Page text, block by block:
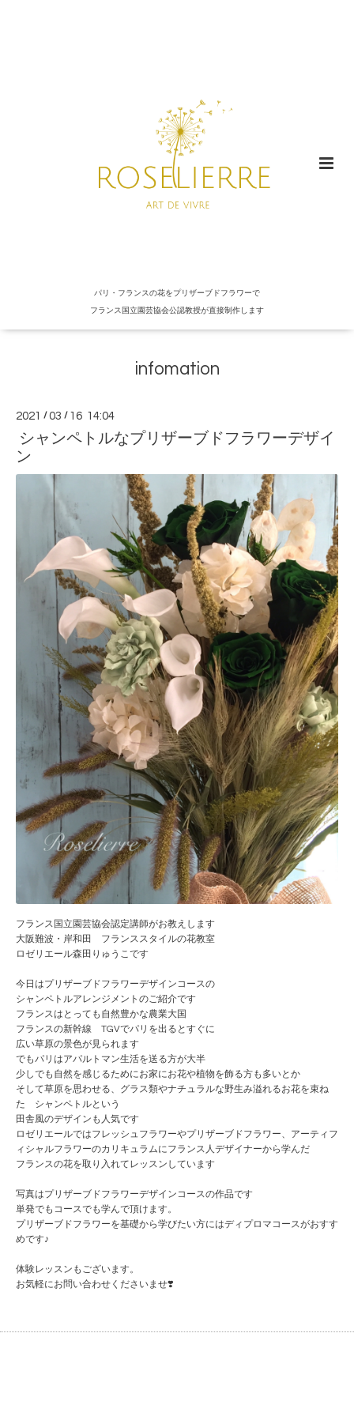
パリ・フランスの花をプリザーブドフラワーで
フランス国立園芸協会公認教授が直接制作します
infomation
2021 /03 / 16 14:04
シャンペトルなプリザーブドフラワーデザイ
ン
フランス国立園芸協会認定講師がお教えします
大阪難波・岸和田 フランススタイルの花教室
ロゼリエール森田りゅうこです
今日はプリザーブドフラワーデザインコースの
シャンペトルアレンジメントのご紹介です
フランスはとっても自然豊かな農業大国
フランスの新幹線 TGVでパリを出るとすぐに
広い草原の景色が見られます
でもパリはアパルトマン生活を送る方が大半
少しでも自然を感じるためにお家にお花や植物を飾る方も多いとか
そして草原を思わせる、グラス類やナチュラルな野生み溢れるお花を束ね
た シャンペトルという
田舎風のデザインも人気です
ロゼリエールではフレッシュフラワーやプリザーブドフラワー、アーティフ
ィシャルフラワーのカリキュラムにフランス人デザイナーから学んだ
フランスの花を取り入れてレッスンしています
写真はプリザーブドフラワーデザインコースの作品です
単発でもコースでも学んで頂けます。
プリザーブドフラワーを基礎から学びたい方にはディプロマコースがおすす
めです♪
体験レッスンもございます。
お気軽にお問い合わせくださいませ❣️